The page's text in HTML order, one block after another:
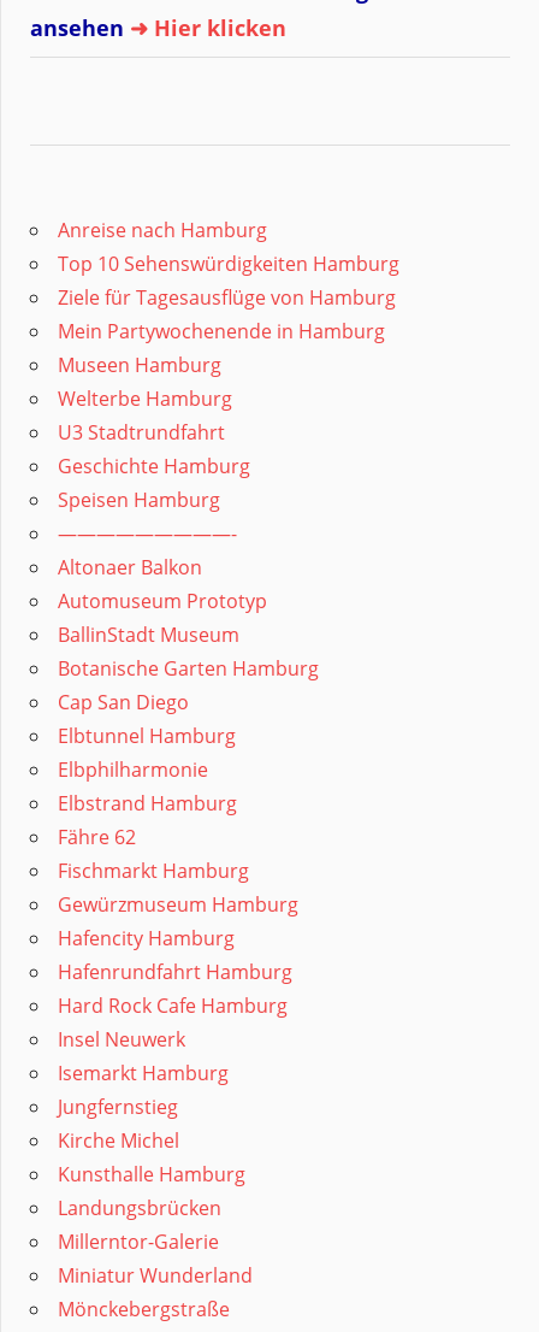
ansehen ➜ Hier klicken
Anreise nach Hamburg
Top 10 Sehenswürdigkeiten Hamburg
Ziele für Tagesausflüge von Hamburg
Mein Partywochenende in Hamburg
Museen Hamburg
Welterbe Hamburg
U3 Stadtrundfahrt
Geschichte Hamburg
Speisen Hamburg
—————————-
Altonaer Balkon
Automuseum Prototyp
BallinStadt Museum
Botanische Garten Hamburg
Cap San Diego
Elbtunnel Hamburg
Elbphilharmonie
Elbstrand Hamburg
Fähre 62
Fischmarkt Hamburg
Gewürzmuseum Hamburg
Hafencity Hamburg
Hafenrundfahrt Hamburg
Hard Rock Cafe Hamburg
Insel Neuwerk
Isemarkt Hamburg
Jungfernstieg
Kirche Michel
Kunsthalle Hamburg
Landungsbrücken
Millerntor-Galerie
Miniatur Wunderland
Mönckebergstraße